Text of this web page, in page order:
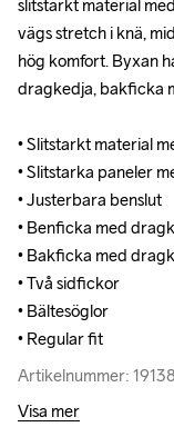
slitstarkt material
vägs stretch i knä,
hög komfort. Byxan
dragkedja, bakficka
• Slitstarkt material
• Slitstarka paneler
• Justerbara benslut
• Benficka med
• Bakficka med
• Två sidfickor
• Bältesöglor
• Regular fit
Artikelnummer:
slitstarkt material
vägs stretch i knä,
hög komfort. Byxan
dragkedja, bakficka
• Slitstarkt material
• Slitstarka paneler
• Justerbara benslut
• Benficka med
• Bakficka med
• Två sidfickor
• Bältesöglor
• Regular fit
Artikelnummer:
Visa mer